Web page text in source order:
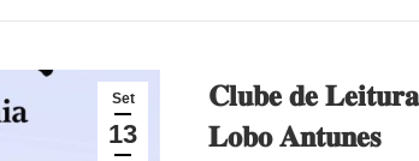
Set
13
𝐂𝐥𝐮𝐛𝐞 𝐝𝐞
𝐋𝐨𝐛𝐨 𝐀𝐧𝐭𝐮𝐧𝐞𝐬